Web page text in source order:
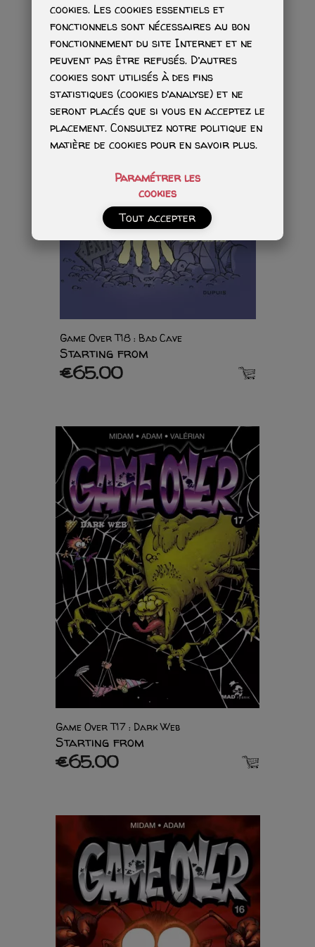
Game Over T18 : Bad Cave
Starting from
€65.00
Game Over T17 : Dark Web
Starting from
€65.00
cookies. Les cookies essentiels et
fonctionnels sont nécessaires au bon
fonctionnement du site Internet et ne
peuvent pas être refusés. D’autres
cookies sont utilisés à des fins
statistiques (cookies d’analyse) et ne
seront placés que si vous en acceptez le
placement. Consultez notre politique en
matière de cookies pour en savoir plus.
Paramétrer les
cookies
Tout accepter